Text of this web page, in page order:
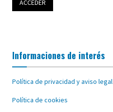
Informaciones de interés
Política de privacidad y aviso legal
Política de cookies